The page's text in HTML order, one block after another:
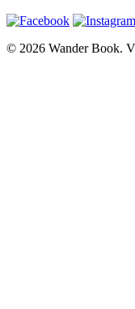
© 2026 Wander Book.